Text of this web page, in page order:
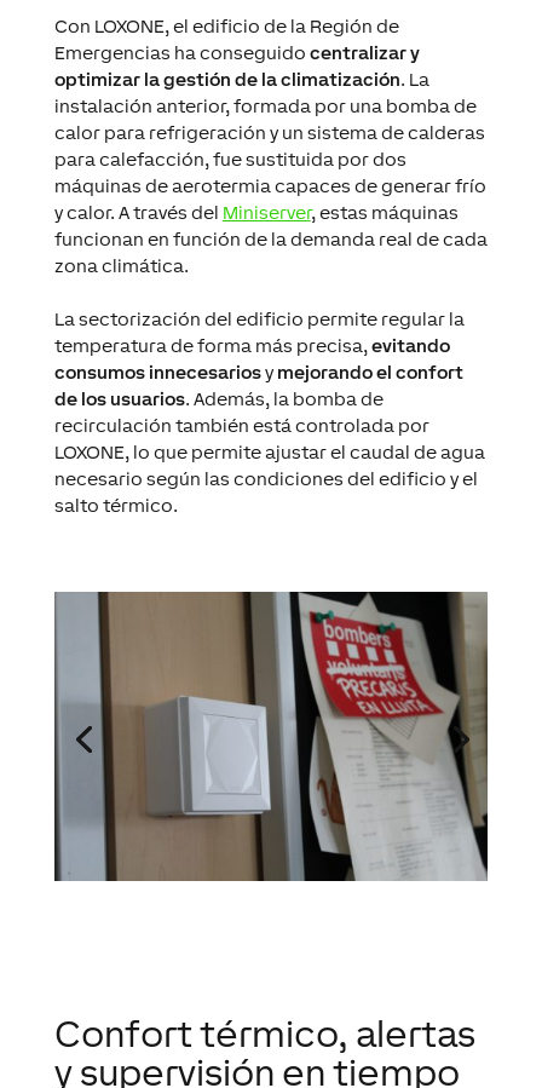
Con LOXONE, el edificio de la Región de
Emergencias ha conseguido centralizar y
optimizar la gestión de la climatización. La
instalación anterior, formada por una bomba de
calor para refrigeración y un sistema de calderas
para calefacción, fue sustituida por dos
máquinas de aerotermia capaces de generar frío
y calor. A través del Miniserver, estas máquinas
funcionan en función de la demanda real de cada
zona climática.
La sectorización del edificio permite regular la
temperatura de forma más precisa,evitando
consumos innecesariosy mejorando el confort
de los usuarios. Además, la bomba de
recirculación también está controlada por
LOXONE, lo que permite ajustar el caudal de agua
necesario según las condiciones del edificio y el
salto térmico.
Confort térmico, alertas
y supervisión en tiempo